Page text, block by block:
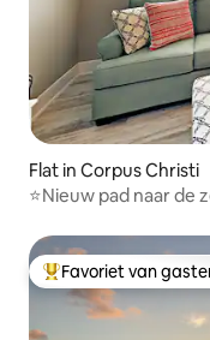
Flat in Corpus Christi
⭐Nieuw pad naar de
Topfavoriet van
Favoriet van